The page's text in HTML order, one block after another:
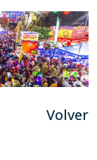
Volver